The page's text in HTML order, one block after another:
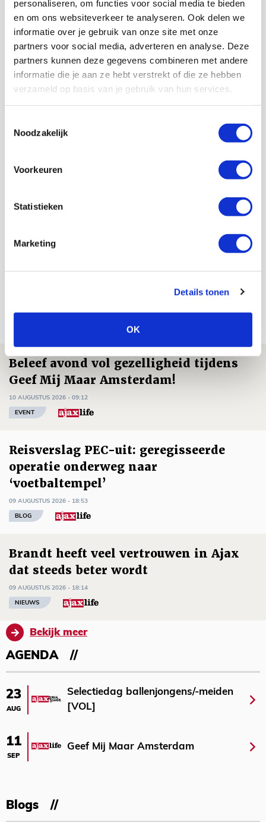
personaliseren, om functies voor social media te bieden
en om ons websiteverkeer te analyseren. Ook delen we
informatie over je gebruik van onze site met onze
partners voor social media, adverteren en analyse. Deze
partners kunnen deze gegevens combineren met andere
informatie die je aan ze hebt verstrekt of die ze hebben
verzameld op basis van je gebruik van hun services.
Noodzakelijk
Voorkeuren
Statistieken
Marketing
Details tonen
OK
veertien meter schrijft hij een officieuze hattrick bij in
zijn logboek. Supporters klappen de handen stuk bij
diens wissel. Daarmee begint ook het Amsterdamse
voetballeven van Pantelic.
Pantelic denkt zelfs te scoren, maar zijn treffer wordt
wegens buitenspel geannuleerd. Even ervoor verdient
hij een strafschop, die hij niet krijgt. In de huidige tijd
met de VAR zou hij die zeker hebben gekregen. De
is een status die Cvitanich nooit bereikte, maar deze
Bekijk alle berichten van De Redactie
Net binnen //
Beleef avond vol gezelligheid tijdens
Geef Mij Maar Amsterdam!
10 AUGUSTUS 2026 - 09:12
EVENT
Reisverslag PEC-uit: geregisseerde
operatie onderweg naar
‘voetbaltempel’
09 AUGUSTUS 2026 - 18:53
BLOG
Brandt heeft veel vertrouwen in Ajax
dat steeds beter wordt
09 AUGUSTUS 2026 - 18:14
NIEUWS
Bekijk meer
AGENDA
23
AUG
Selectiedag ballenjongens/-meiden
[VOL]
11
SEP
Geef Mij Maar Amsterdam
Blogs